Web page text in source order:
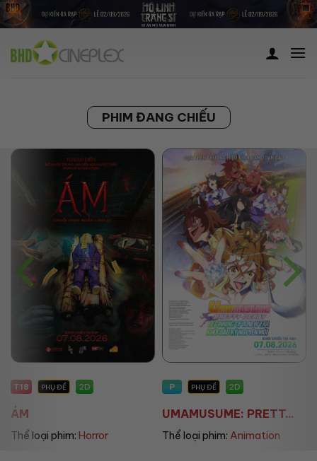
Skip
to
content
PHIM ĐANG CHIẾU
PHỤ ĐỀ
UMAMUSUME: PRETT...
Thể loại phim:Animation
P PHỤ ĐỀ/LỒNG TIẾNG
THE LAND OF SOME...
Thể loại phim:Animation